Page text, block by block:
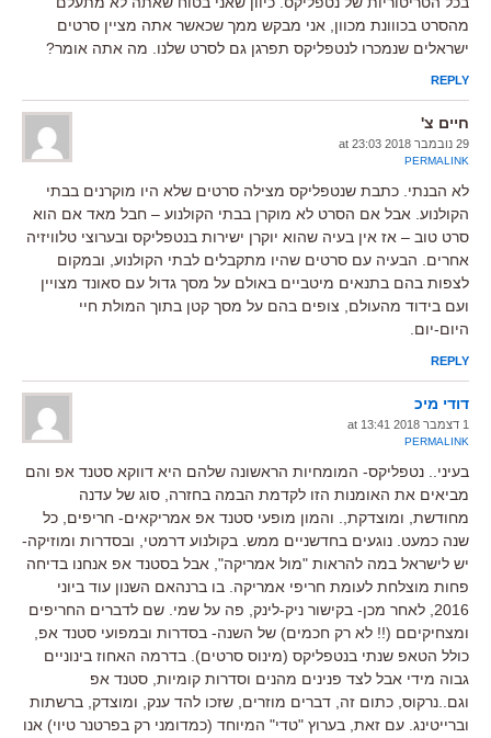
מהסרט בכווונת מכוון, אני מבקש ממך שכאשר אתה מציין סרטים
ישראלים שנמכרו לנטפליקס תפרגן גם לסרט שלנו. מה אתה אומר?
REPLY
חיים צ'
29 נובמבר 2018 at 23:03
PERMALINK
לא הבנתי. כתבת שנטפליקס מצילה סרטים שלא היו מוקרנים בבתי
הקולנוע. אבל אם הסרט לא מוקרן בבתי הקולנוע – חבל מאד אם הוא
סרט טוב – אז אין בעיה שהוא יוקרן ישירות בנטפליקס ובערוצי טלוויזיה
אחרים. הבעיה עם סרטים שהיו מתקבלים לבתי הקולנוע, ובמקום
לצפות בהם בתנאים מיטביים באולם על מסך גדול עם סאונד מצויין
ועם בידוד מהעולם, צופים בהם על מסך קטן בתוך המולת חיי
היום-יום.
REPLY
דודי מיכ
1 דצמבר 2018 at 13:41
PERMALINK
בעיני.. נטפליקס- המומחיות הראשונה שלהם היא דווקא סטנד אפ והם
מביאים את האומנות הזו לקדמת הבמה בחזרה, סוג של עדנה
מחודשת, ומוצדקת,. והמון מופעי סטנד אפ אמריקאים- חריפים, כל
שנה כמעט. נוגעים בחדשניים ממש. בקולנוע דרמטי, ובסדרות ומוזיקה-
יש לישראל במה להראות "מול אמריקה", אבל בסטנד אפ אנחנו בדיחה
פחות מוצלחת לעומת חריפי אמריקה. בו ברנהאם השנון עוד ביוני
2016, לאחר מכן- בקישור ניק-לינק, פה על שמי. שם לדברים החריפים
ומצחיקיםם (!! לא רק חכמים) של השנה- בסדרות ובמפועי סטנד אפ,
כולל הטאפ שנתי בנטפליקס (מינוס סרטים). בדרמה האחוז בינוניים
גבוה מידי אבל לצד פנינים מהנים וסדרות קומיות, סטנד אפ
וגם..נרקוס, כתום זה, דברים מוזרים, שזכו להד ענק, ומוצדק, ברשתות
וברייטינג. עם זאת, בערוץ "טדי" המיוחד (כמדומני רק בפרטנר טיוי) אנו